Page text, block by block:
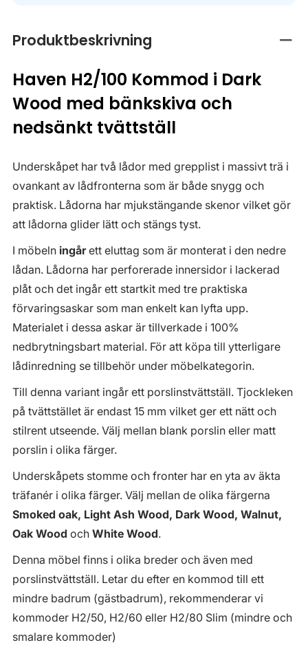
Produktbeskrivning
Haven H2/100 Kommod i Dark
Wood med bänkskiva och
nedsänkt tvättställ
Underskåpet har två lådor med grepplist i massivt trä i
ovankant av lådfronterna som är både snygg och
praktisk. Lådorna har mjukstängande skenor vilket gör
att lådorna glider lätt och stängs tyst.
I möbeln ingårett eluttag som är monterat i den nedre
lådan. Lådorna har perforerade innersidor i lackerad
plåt och det ingår ett startkit med tre praktiska
förvaringsaskar som man enkelt kan lyfta upp.
Materialet i dessa askar är tillverkade i 100%
nedbrytningsbart material. För att köpa till ytterligare
lådinredning se tillbehör under möbelkategorin.
Till denna variant ingår ett porslinstvättställ. Tjockleken
på tvättstället är endast 15 mm vilket ger ett nätt och
stilrent utseende. Välj mellan blank porslin eller matt
porslin i olika färger.
Underskåpets stomme och fronter har en yta av äkta
träfanér i olika färger. Välj mellan de olika färgerna
Smoked oak, Light Ash Wood, Dark Wood, Walnut,
Oak Wood och White Wood.
Denna möbel finns i olika breder och även med
porslinstvättställ. Letar du efter en kommod till ett
mindre badrum (gästbadrum), rekommenderar vi
kommoder H2/50, H2/60 eller H2/80 Slim (mindre och
smalare kommoder)